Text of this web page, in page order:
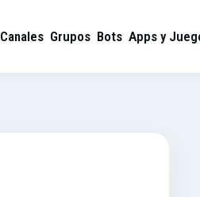
Canales Grupos Bots Apps y